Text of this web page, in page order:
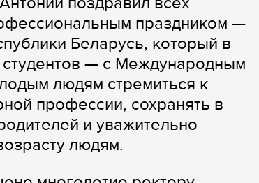
праздником —
Беларусь, который в
студентов — с Международным
людям стремиться к
профессии, сохранять в
и уважительно
людям.